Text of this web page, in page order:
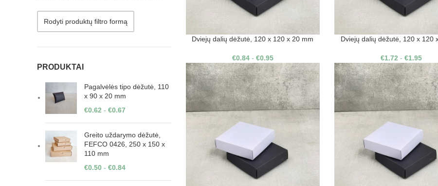
Rodyti produktų filtro formą
PRODUKTAI
Pagalvėlės tipo dėžutė, 110
x 90 x 20 mm
€0.62 - €0.67
Greito uždarymo dėžutė,
FEFCO 0426, 250 x 150 x
110 mm
€0.50 - €0.84
Dviejų dalių dėžutė, 120 x 120 x 20 mm
€0.84- €0.95
Dviejų dalių dėžutė, 120 x 120
€1.72 -€1.95